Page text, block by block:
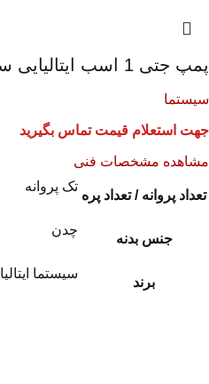
پمپ جتی 1 اسب ایتالیایی سیستما مدل JET 100
سیستما
جهت استعلام قیمت تماس بگیرید
مشاهده مشخصات فنی
تعداد پروانه / تعداد پره
تک پروانه
جنس بدنه
چدن
برند
سیستما ایتالیا